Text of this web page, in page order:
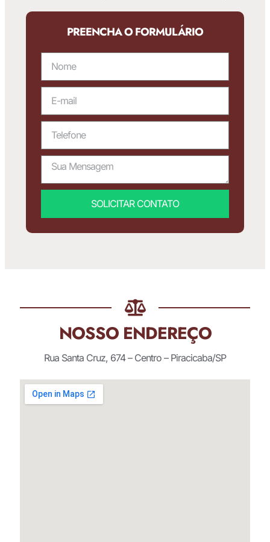
PREENCHA O FORMULÁRIO
SOLICITAR CONTATO
NOSSO ENDEREÇO
Rua Santa Cruz, 674 – Centro – Piracicaba/SP